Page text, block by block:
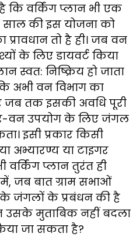
कि वर्किंग प्लान भी एक
साल की इस योजना को
तो है ही। जब वन
के लिए डायवर्ट किया
स्वत: निष्क्रिय हो जाता
अभी वन विभाग का
जब तक इसकी अवधि पूरी
वन उपयोग के लिए जंगल
इसी प्रकार किसी
अभ्यारण्य या टाइगर
वर्किंग प्लान तुरंत ही
में, जब बात ग्राम सभाओं
के जंगलों के प्रबंधन की है
उसके मुताबिक नहीं बदला
जा सकता है?